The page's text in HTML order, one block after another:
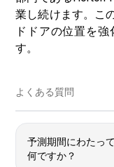
業し続けます。こ
ドドアの位置を
す。
よくある質問
予測期間にわたっ
何ですか？